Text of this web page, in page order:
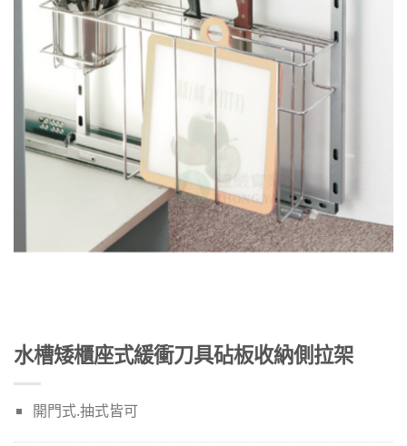
水槽矮櫃座式緩衝刀具砧板收納側拉架
開門式.抽式皆可